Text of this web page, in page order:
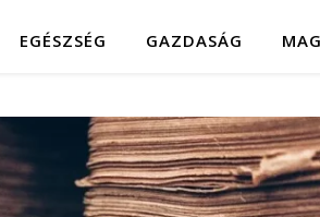
EGÉSZSÉG GAZDASÁG